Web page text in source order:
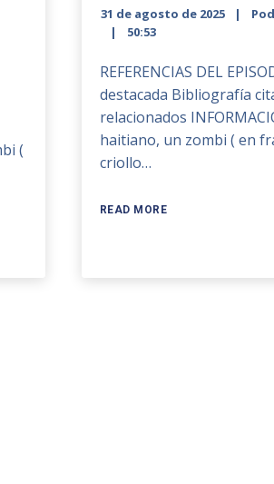
(
31 de agosto de 2025
50:53
REFERENCIAS DEL
destacada Bibliografía
relacionados
haitiano, un zombi ( en
criollo…
READ MORE